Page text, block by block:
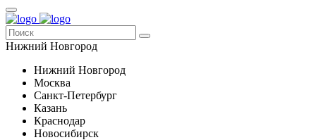
Нижний Новгород
Нижний Новгород
Москва
Санкт-Петербург
Казань
Краснодар
Новосибирск